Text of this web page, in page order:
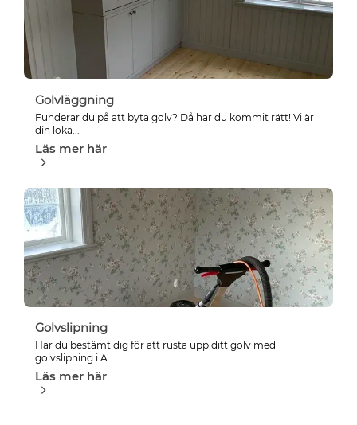
Golvläggning
Funderar du på att byta golv? Då har du kommit rätt! Vi är
din loka...
Läs mer här
Golvslipning
Har du bestämt dig för att rusta upp ditt golv med
golvslipning i A...
Läs mer här